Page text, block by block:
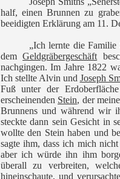
half, einen Brunnen zu
beeidigten Erklärung am 11.
„Ich lernte die
demGeldgräbergeschäft
nachgingen. Im Jahre 1822
Ich stellte Alvin und Joseph
Fuß unter der
erscheinenden Stein, der
Brunnens und während wir
steckte dann sein Gesicht in
wollte den Stein haben und
sagte ihm, dass ich mich
aber ich würde ihn ihm
überall zu verbreiten,
hineinschaute, und